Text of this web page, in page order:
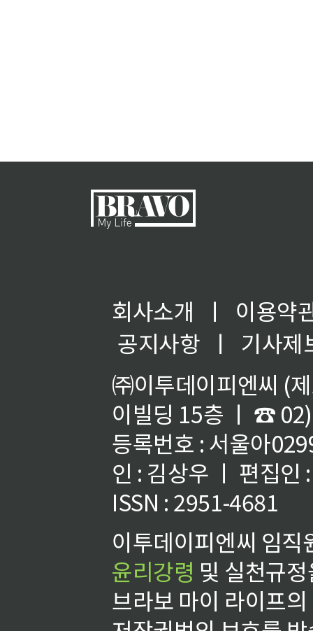
회사소개 ㅣ
이용약
공지사항
ㅣ
기사제
㈜이투데이피엔씨 (
이빌딩 15층 ㅣ ☎
등록번호 : 서울아
인 : 김상우 ㅣ 편집인
ISSN : 2951-4681
이투데이피엔씨 임
윤리강령 및 실천규
브라보 마이 라이프